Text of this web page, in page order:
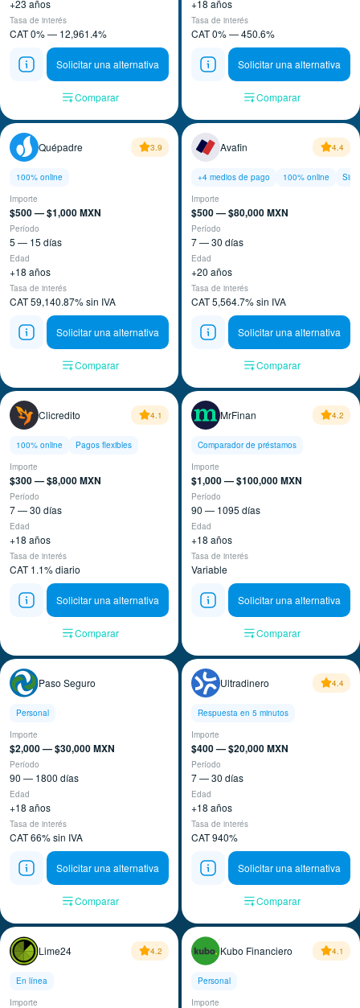
+23 años
Tasa de interés
CAT 0% — 12,961.4%
Solicitar una alternativa
Comparar
+18 años
Tasa de interés
CAT 0% — 450.6%
Solicitar una alternativa
Comparar
Quépadre 3.9
100% online
Importe
$500 — $1,000 MXN
Período
5 — 15 días
Edad
+18 años
Tasa de interés
CAT 59,140.87% sin IVA
Solicitar una alternativa
Comparar
Avafin 4.4
+4 medios de pago 100% online
Sin
Importe
$500 — $80,000 MXN
Período
7 — 30 días
Edad
+20 años
Tasa de interés
CAT 5,564.7% sin IVA
Solicitar una alternativa
Comparar
Clicredito 4.1
100% online
Pagos flexibles
Importe
$300 — $8,000 MXN
Período
7 — 30 días
Edad
+18 años
Tasa de interés
CAT 1.1% diario
Solicitar una alternativa
Comparar
MrFinan 4.2
Comparador de préstamos
Importe
$1,000 — $100,000 MXN
Período
90 — 1095 días
Edad
+18 años
Tasa de interés
Variable
Solicitar una alternativa
Comparar
Paso Seguro
Personal
Importe
$2,000 — $30,000 MXN
Período
90 — 1800 días
Edad
+18 años
Tasa de interés
CAT 66% sin IVA
Solicitar una alternativa
Comparar
Ultradinero 4.4
Respuesta en 5 minutos
Importe
$400 — $20,000 MXN
Período
7 — 30 días
Edad
+18 años
Tasa de interés
CAT 940%
Solicitar una alternativa
Comparar
Lime24 4.2
En línea
Importe
Kubo Financiero 4.1
Personal
Importe